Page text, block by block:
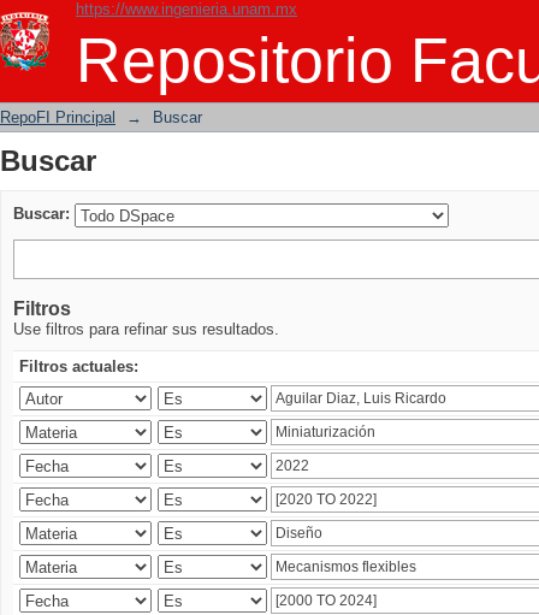
https://www.ingenieria.unam.mx
Repositorio
Buscar
RepoFI Principal → Buscar
Buscar
Buscar:
Filtros
Use filtros para refinar sus resultados.
Filtros actuales: